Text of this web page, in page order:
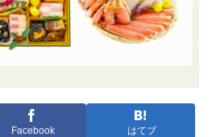
Facebook はてブ